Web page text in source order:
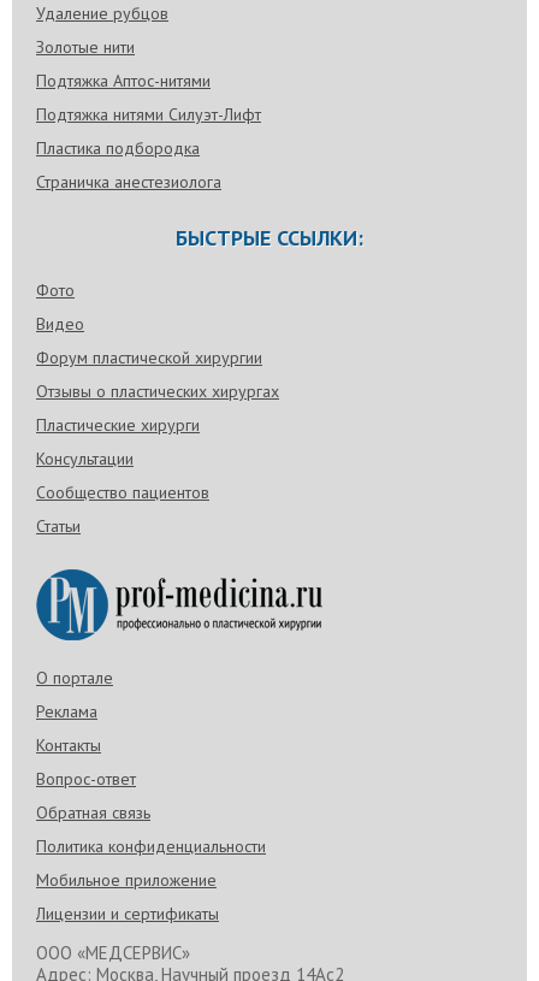
Удаление рубцов
Золотые нити
Подтяжка Аптос-нитями
Подтяжка нитями Силуэт-Лифт
Пластика подбородка
Страничка анестезиолога
БЫСТРЫЕ ССЫЛКИ:
Фото
Видео
Форум пластической хирургии
Отзывы о пластических хирургах
Пластические хирурги
Консультации
Сообщество пациентов
Статьи
О портале
Реклама
Контакты
Вопрос-ответ
Обратная связь
Политика конфиденциальности
Мобильное приложение
Лицензии и сертификаты
ООО «МЕДСЕРВИС»
Адрес: Москва, Научный проезд 14Ас2